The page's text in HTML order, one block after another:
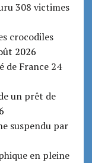
308 victimes
crocodiles
2026
de France 24
un prêt de
suspendu par
en pleine